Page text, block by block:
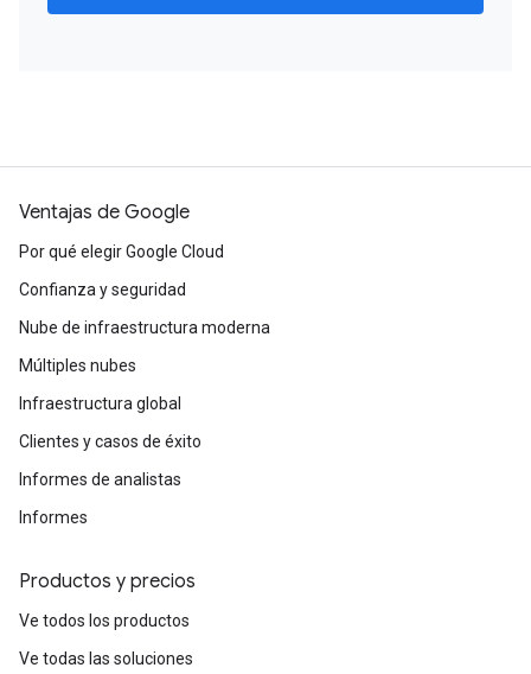
Ventajas de Google
Por qué elegir Google Cloud
Confianza y seguridad
Nube de infraestructura moderna
Múltiples nubes
Infraestructura global
Clientes y casos de éxito
Informes de analistas
Informes
Productos y precios
Ve todos los productos
Ve todas las soluciones